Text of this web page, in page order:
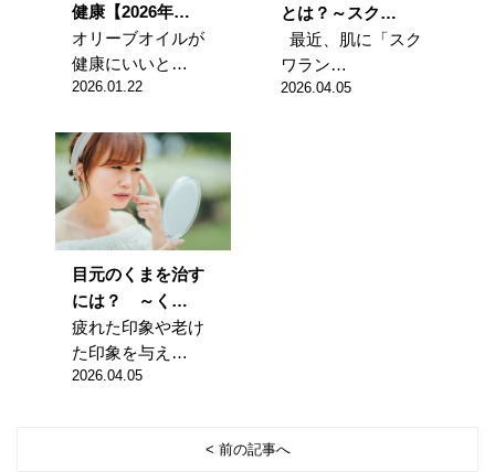
健康【2026年…
オリーブオイルが
健康にいいと…
2026.01.22
とは？～スク…
最近、肌に「スク
ワラン…
2026.04.05
目元のくまを治す
には？ ～く…
疲れた印象や老け
た印象を与え…
2026.04.05
< 前の記事へ